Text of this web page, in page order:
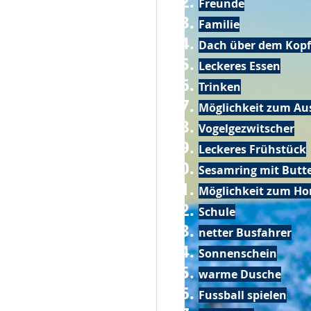
Freunde
Familie
Dach über dem Kopf
Leckeres Essen
Trinken
Möglichkeit zum
Vogelgezwitscher
Leckeres Frühstück
Sesamring mit
Möglichkeit zum
Schule
netter Busfahrer
Sonnenschein
warme Dusche
Fussball spielen